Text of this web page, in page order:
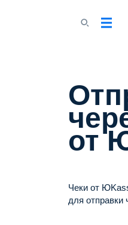
от
Чеки от
для отправки